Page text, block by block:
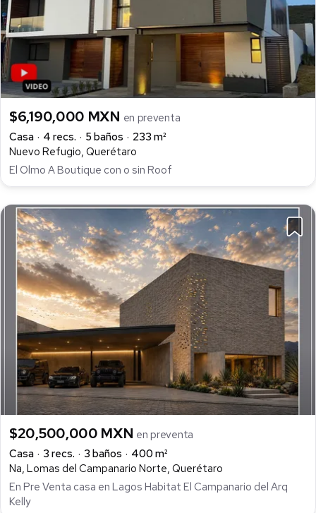
$6,190,000 MXN en preventa
Casa
4 recs. 5 baños
233 m²
Nuevo Refugio, Querétaro
El Olmo A Boutique con o sin Roof
$20,500,000 MXN en preventa
Casa
3 recs. 3 baños
400 m²
Na, Lomas del Campanario Norte, Querétaro
En Pre Venta casa en Lagos Habitat El Campanario del Arq
Kelly